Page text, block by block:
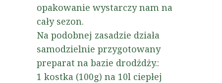
opakowanie wystarczy nam na
cały sezon.
Na podobnej zasadzie działa
samodzielnie przygotowany
preparat na bazie drodżdży.:
1 kostka (100g) na 10l ciepłej